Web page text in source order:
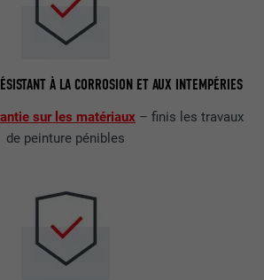
À LA CORROSION ET AUX INTEMPÉRIES
sur les matériaux – finis les travaux
de peinture pénibles